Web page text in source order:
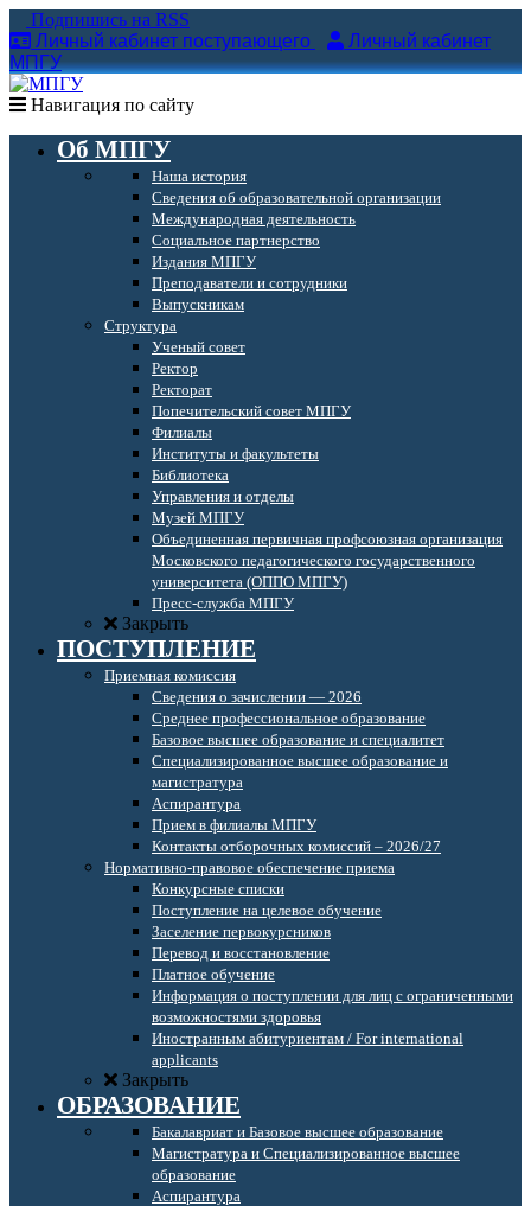
Подпишись на RSS
Личный кабинет поступающего
Личный кабинет
МПГУ
Навигация по сайту
Об МПГУ
Наша история
Сведения об образовательной организации
Международная деятельность
Социальное партнерство
Издания МПГУ
Преподаватели и сотрудники
Выпускникам
Структура
Ученый совет
Ректор
Ректорат
Попечительский совет МПГУ
Филиалы
Институты и факультеты
Библиотека
Управления и отделы
Музей МПГУ
Объединенная первичная профсоюзная организация
Московского педагогического государственного
университета (ОППО МПГУ)
Пресс-служба МПГУ
Закрыть
ПОСТУПЛЕНИЕ
Приемная комиссия
Сведения о зачислении — 2026
Среднее профессиональное образование
Базовое высшее образование и специалитет
Специализированное высшее образование и
магистратура
Аспирантура
Прием в филиалы МПГУ
Контакты отборочных комиссий – 2026/27
Нормативно-правовое обеспечение приема
Конкурсные списки
Поступление на целевое обучение
Заселение первокурсников
Перевод и восстановление
Платное обучение
Информация о поступлении для лиц с ограниченными
возможностями здоровья
Иностранным абитуриентам / For international
applicants
Закрыть
ОБРАЗОВАНИЕ
Бакалавриат и Базовое высшее образование
Магистратура и Специализированное высшее
образование
Аспирантура